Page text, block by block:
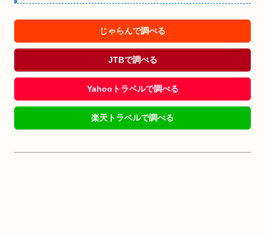
じゃらんで調べる
JTBで調べる
Yahooトラベルで調べる
楽天トラベルで調べる